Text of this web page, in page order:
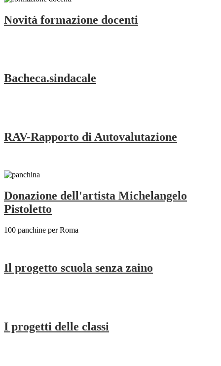
Novità formazione docenti
Bacheca.sindacale
RAV-Rapporto di Autovalutazione
Donazione dell'artista Michelangelo
Pistoletto
100 panchine per Roma
Il progetto scuola senza zaino
I progetti delle classi